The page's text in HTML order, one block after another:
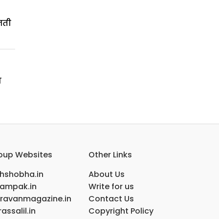
Websites
Other Links
About Us
Write for us
Contact Us
Copyright Policy